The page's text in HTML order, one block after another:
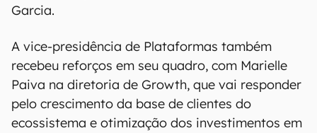
Garcia.
A vice-presidência de Plataformas também
recebeu reforços em seu quadro, com Marielle
Paiva na diretoria de Growth, que vai responder
pelo crescimento da base de clientes do
ecossistema e otimização dos investimentos em